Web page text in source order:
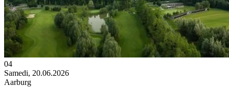
04
Samedi, 20.06.2026
Aarburg